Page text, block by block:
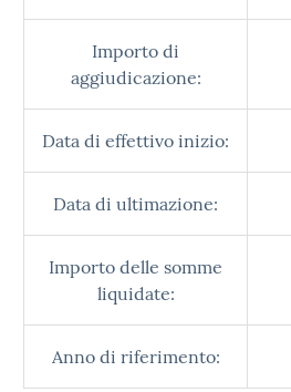
Importo di
aggiudicazione:
Data di effettivo inizio:
Data di ultimazione:
Importo delle somme
liquidate:
Anno di riferimento: